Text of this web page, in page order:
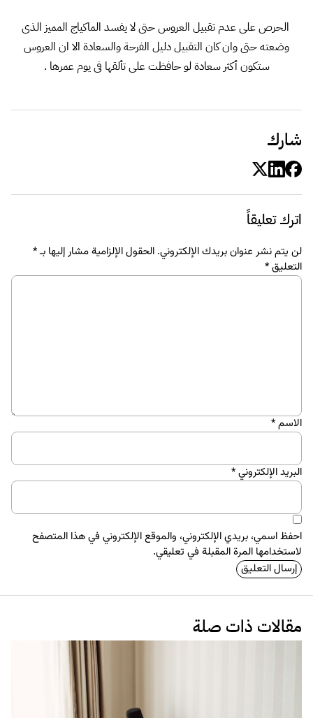
الحرص على عدم تقبيل العروس حتى لا يفسد الماكياج المميز الذى
وضعته حتى وان كان التقبيل دليل الفرحة والسعادة الا ان العروس
ستكون أكثر سعادة لو حافظت على تألقها فى يوم عمرها .
شارك
اترك تعليقاً
لن يتم نشر عنوان بريدك الإلكتروني. الحقول الإلزامية مشار إليها بـ*
التعليق*
الاسم*
البريد الإلكتروني*
احفظ اسمي، بريدي الإلكتروني، والموقع الإلكتروني في هذا المتصفح
لاستخدامها المرة المقبلة في تعليقي.
مقالات ذات صلة